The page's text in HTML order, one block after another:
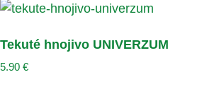
Tekuté hnojivo UNIVERZUM
5.90 €